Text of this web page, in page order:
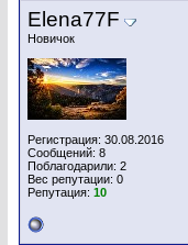
Elena77F
Новичок
Регистрация: 30.08.2016
Сообщений: 8
Поблагодарили: 2
Вес репутации: 0
Репутация: 10